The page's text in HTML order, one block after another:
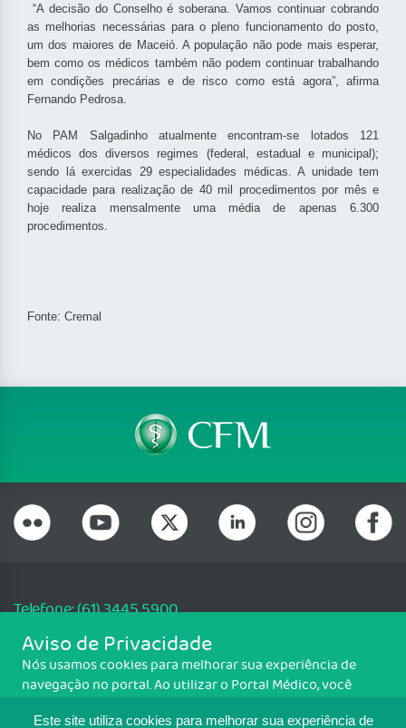
Este site utiliza cookies para melhorar sua experiência de
“A decisão do Conselho é soberana. Vamos continuar cobrando
as melhorias necessárias para o pleno funcionamento do posto,
um dos maiores de Maceió. A população não pode mais esperar,
bem como os médicos também não podem continuar trabalhando
em condições precárias e de risco como está agora”, afirma
Fernando Pedrosa.
No PAM Salgadinho atualmente encontram-se lotados 121
médicos dos diversos regimes (federal, estadual e municipal);
sendo lá exercidas 29 especialidades médicas. A unidade tem
capacidade para realização de 40 mil procedimentos por mês e
hoje realiza mensalmente uma média de apenas 6.300
procedimentos.
Fonte: Cremal
Telefone: (61) 3445 5900
Email: cfm@portalmedico.org.br
SGAS 616, Conjunto D, Lote 115, L2 Sul, Brasília/DF - CEP: 70200-760 -
CNPJ: 33.583.550/0001-30
Aviso de Privacidade
Nós usamos cookies para melhorar sua experiência de
navegação no portal. Ao utilizar o Portal Médico, você